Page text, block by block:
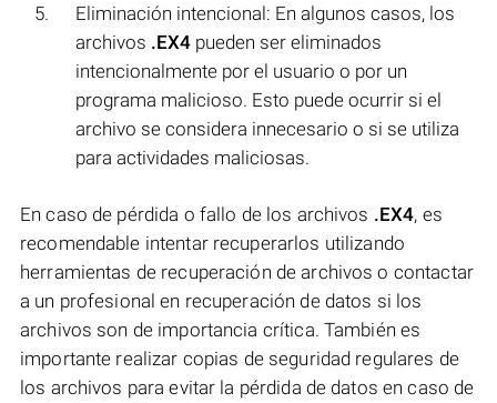
Eliminación intencional: En algunos casos, los
archivos .EX4 pueden ser eliminados
intencionalmente por el usuario o por un
programa malicioso. Esto puede ocurrir si el
archivo se considera innecesario o si se utiliza
para actividades maliciosas.
En caso de pérdida o fallo de los archivos .EX4, es
recomendable intentar recuperarlos utilizando
herramientas de recuperación de archivos o contactar
a un profesional en recuperación de datos si los
archivos son de importancia crítica. También es
importante realizar copias de seguridad regulares de
los archivos para evitar la pérdida de datos en caso de